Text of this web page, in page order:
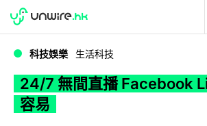
24/7 無間直播 Facebook
WWDC 2026
科技娛樂 生活科技
24/7 無間直播 Facebook
容易